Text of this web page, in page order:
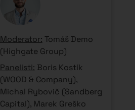
Moderator: Tomáš Demo
(Highgate Group)
Panelisti: Boris Kostík
(WOOD & Company),
Michal Rybovič (Sandberg
Capital), Marek Greško